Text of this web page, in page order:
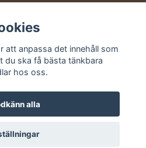
Takprofiler.se
att anpassa det innehåll som
ska få bästa tänkbara
hos oss.
alla